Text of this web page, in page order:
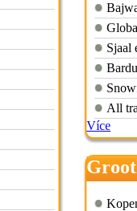
Sjaal
All
Více